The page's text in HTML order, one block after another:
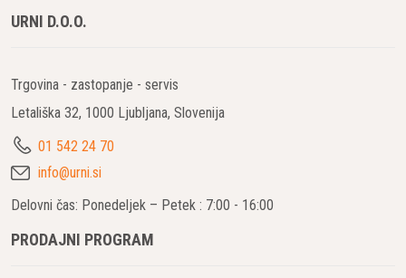
URNI D.O.O.
Trgovina - zastopanje - servis
Letališka 32, 1000 Ljubljana, Slovenija
01 542 24 70
info@urni.si
Delovni čas: Ponedeljek – Petek : 7:00 - 16:00
PRODAJNI PROGRAM